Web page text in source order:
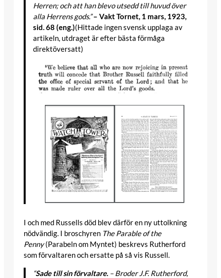
Herren; och att han blevo utsedd till huvud över
alla Herrens gods.”– Vakt Tornet, 1 mars, 1923,
sid. 68 (eng.)(Hittade ingen svensk upplaga av
artikeln, utdraget är efter bästa förmåga
direktöversatt)
I och med Russells död blev därför en ny uttolkning
nödvändig. I broschyren The Parable of the
Penny(Parabeln om Myntet) beskrevs Rutherford
som förvaltaren och ersatte på så vis Russell.
“Sade till sin förvaltare.– Broder J.F. Rutherford,